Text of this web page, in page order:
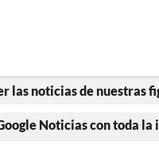
las noticias de nuestras
Noticias con toda